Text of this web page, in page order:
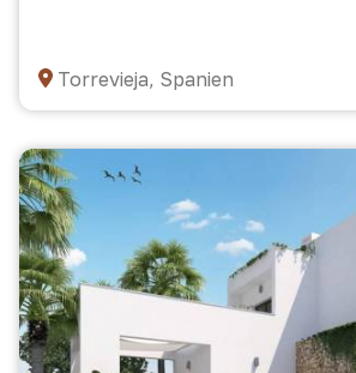
Torrevieja, Spanien